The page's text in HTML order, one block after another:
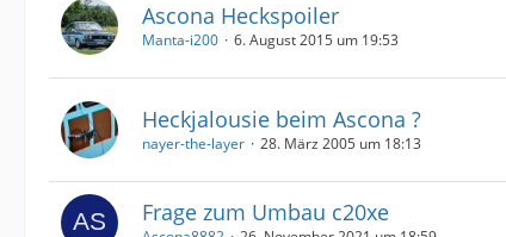
Ascona Heckspoiler
Manta-i200 6. August 2015 um 19:53
Heckjalousie beim Ascona ?
nayer-the-layer 28. März 2005 um 18:13
Frage zum Umbau c20xe